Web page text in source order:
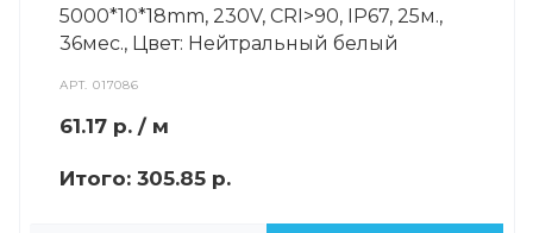
5000*10*18mm, 230V, СRI>90, IP67, 25м.,
36мес., Цвет: Нейтральный белый
АРТ.017086
61.17 р. / м
Итого: 305.85 р.